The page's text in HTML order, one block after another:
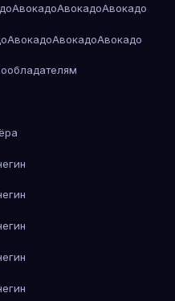
АвокадоАвокадоАвокадо
АвокадоАвокадоАвокадо